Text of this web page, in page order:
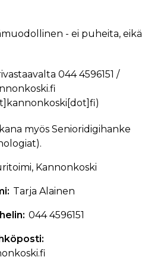
- ei puheita, eikä
044 4596151 /
myös Senioridigihanke
Kannonkoski
Tarja Alainen
044 4596151